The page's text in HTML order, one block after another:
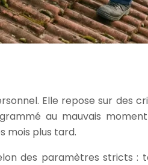
Elle repose sur des
au mauvais
mois plus tard.
des paramètres stricts :